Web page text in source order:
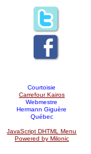
Courtoisie
Carrefour Kairos
Webmestre
Hermann Giguère
Québec
JavaScript DHTML Menu
Powered by Milonic